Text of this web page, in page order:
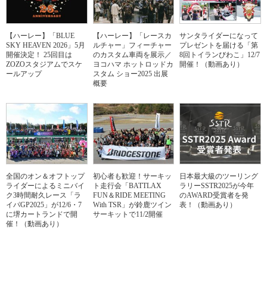
【ハーレー】「BLUE
SKY HEAVEN 2026」5月
開催決定！ 25回目は
ZOZOスタジアムでスケ
ールアップ
【ハーレー】「レースカ
ルチャー」フィーチャー
のカスタム車両を展示／
ヨコハマ ホットロッドカ
スタム ショー2025 出展
概要
サンタライダーになって
プレゼントを届ける「第
8回トイランびわこ」12/7
開催！（動画あり）
全国のオン＆オフトップ
ライダーによるミニバイ
ク3時間耐久レース「ラ
イパGP2025」が12/6・7
に堺カートランドで開
催！（動画あり）
初心者も歓迎！サーキッ
ト走行会「BATTLAX
FUN＆RIDE MEETING
With TSR」が鈴鹿ツイン
サーキットで11/2開催
日本最大級のツーリング
ラリーSSTR2025が今年
のAWARD受賞者を発
表！（動画あり）